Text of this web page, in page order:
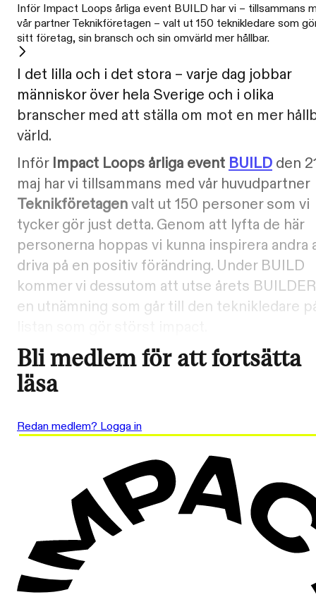
Inför Impact Loops årliga event BUILD har vi – tillsammans
vår partner Teknikföretagen – valt ut 150 teknikledare som
sitt företag, sin bransch och sin omvärld mer hållbar.
I det lilla och i det stora – varje dag jobbar
människor över hela Sverige och i olika
branscher med att ställa om mot en mer
värld.
Inför Impact Loops årliga event BUILD den
maj har vi tillsammans med vår huvudpartner
Teknikföretagenvalt ut 150 personer som vi
tycker gör just detta. Genom att lyfta de här
personerna hoppas vi kunna inspirera andra
driva på en positiv förändring. Under BUILD
kommer vi dessutom att utse årets
en utnämning som går till den teknikledare
Bli medlem för att fortsätta
läsa
Redan medlem? Logga in